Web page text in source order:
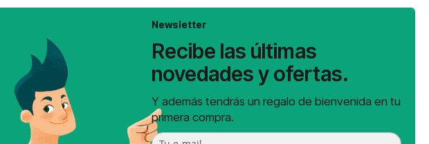
Newsletter
Recibe las últimas
novedades y ofertas.
Y además tendrás un regalo de bienvenida en tu
primera compra.